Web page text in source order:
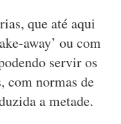
que até aqui
away’ ou com
servir os
com normas de
a metade.